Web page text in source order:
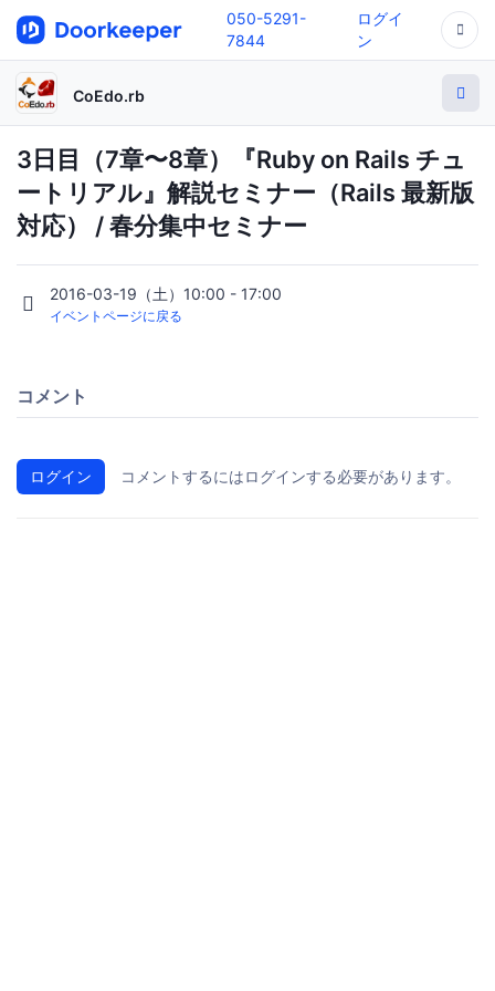
050-5291-
7844
ログイ
ン
CoEdo.rb
3日目（7章〜8章）『Ruby on Rails チュ
ートリアル』解説セミナー（Rails 最新版
対応） / 春分集中セミナー
2016-03-19（土）10:00 - 17:00
イベントページに戻る
コメント
ログイン コメントするにはログインする必要があります。